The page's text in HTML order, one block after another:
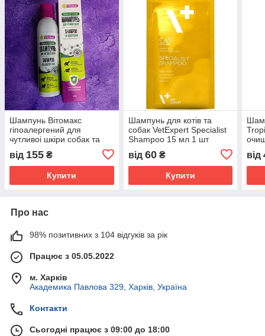
Шампунь Вітомакс
гіпоалергений для
чутливоі шкіри собак та
від 155 ₴
Купити
Шампунь для котів та
собак VetExpert Specialist
Shampoo 15 мл 1 шт
від 60₴
Купити
від
Про нас
98% позитивних з 104 відгуків за рік
Працює з 05.05.2022
м. Харків
Академика Павлова 329, Харків, Україна
Контакти
Сьогодні працює з 09:00 до 18:00